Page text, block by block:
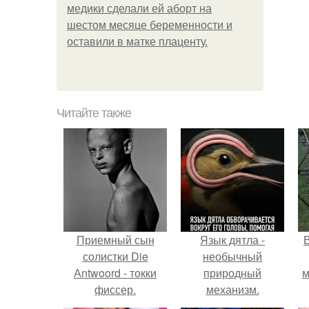
медики сделали ей аборт на
шестом месяце беременности и
оставили в матке плаценту.
Читайте также
Приемный сын
солистки Die
Аntwoord - токки
фиссер.
Язык дятла -
необычный
природный
механизм.